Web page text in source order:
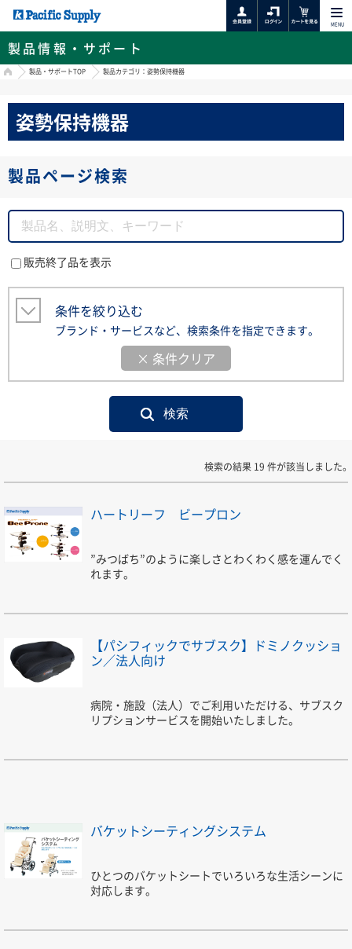
MENU
製品情報・サポート
HOME製品・サポートTOP 製品カテゴリ：姿勢保持機器
姿勢保持機器
製品ページ検索
販売終了品を表示
条件を絞り込む
ブランド・サービスなど、検索条件を指定できます。
× 条件クリア
検索の結果 19 件が該当しました。
ハートリーフ ビープロン
”みつばち”のように楽しさとわくわく感を運んでく
れます。
【パシフィックでサブスク】ドミノクッショ
ン／法人向け
病院・施設（法人）でご利用いただける、サブスク
リプションサービスを開始いたしました。
バケットシーティングシステム
ひとつのバケットシートでいろいろな生活シーンに
対応します。